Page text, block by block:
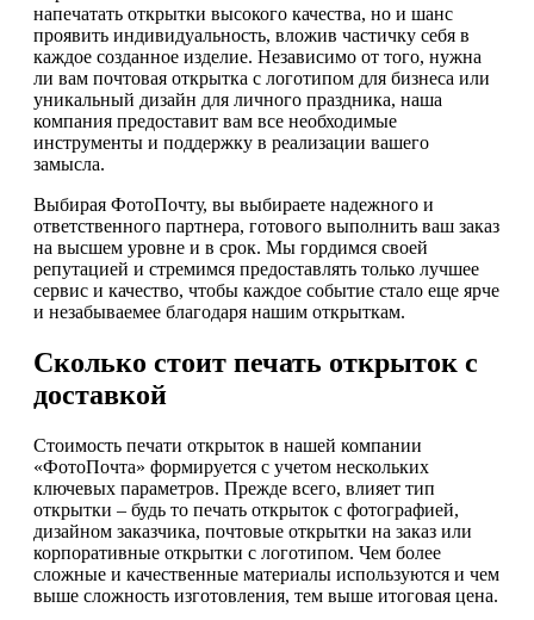
напечатать открытки высокого качества, но и шанс
проявить индивидуальность, вложив частичку себя в
каждое созданное изделие. Независимо от того, нужна
ли вам почтовая открытка с логотипом для бизнеса или
уникальный дизайн для личного праздника, наша
компания предоставит вам все необходимые
инструменты и поддержку в реализации вашего
замысла.
Выбирая ФотоПочту, вы выбираете надежного и
ответственного партнера, готового выполнить ваш заказ
на высшем уровне и в срок. Мы гордимся своей
репутацией и стремимся предоставлять только лучшее
сервис и качество, чтобы каждое событие стало еще ярче
и незабываемее благодаря нашим открыткам.
Сколько стоит печать открыток с
доставкой
Стоимость печати открыток в нашей компании
«ФотоПочта» формируется с учетом нескольких
ключевых параметров. Прежде всего, влияет тип
открытки – будь то печать открыток с фотографией,
дизайном заказчика, почтовые открытки на заказ или
корпоративные открытки с логотипом. Чем более
сложные и качественные материалы используются и чем
выше сложность изготовления, тем выше итоговая цена.